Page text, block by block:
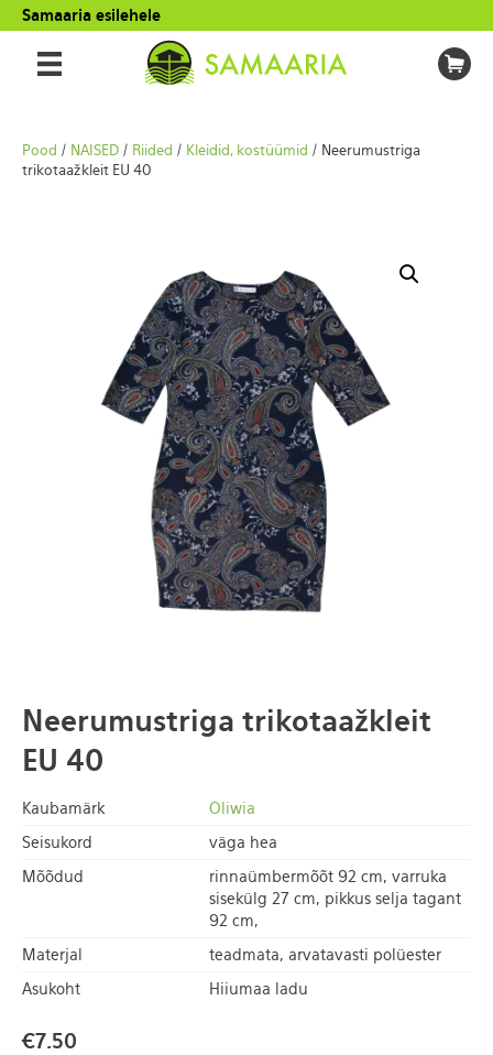
Samaaria esilehele
Pood / NAISED / Riided / Kleidid, kostüümid / Neerumustriga
trikotaažkleit EU 40
Neerumustriga trikotaažkleit
EU 40
Kaubamärk
Oliwia
Seisukord
väga hea
Mõõdud
rinnaümbermõõt 92 cm, varruka
sisekülg 27 cm, pikkus selja tagant
92 cm,
Materjal
teadmata, arvatavasti polüester
Asukoht
Hiiumaa ladu
€7.50